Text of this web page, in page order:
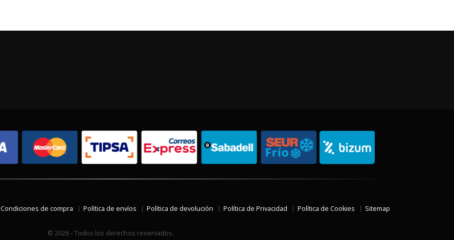
Condiciones de compra Política de envíos Política de devolución Política de Privacidad Política de Cookies Sitemap
© 2026 - Todos los derechos reservados.